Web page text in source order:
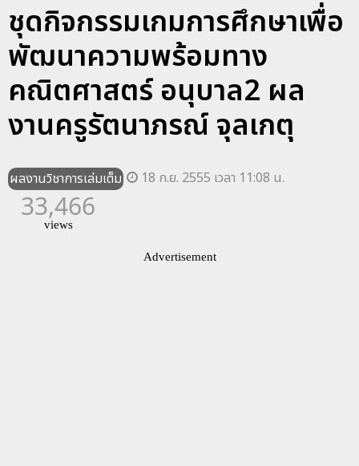
ชุดกิจกรรมเกมการศึกษาเพื่อ
พัฒนาความพร้อมทาง
คณิตศาสตร์ อนุบาล2 ผล
งานครูรัตนาภรณ์ จุลเกตุ
ผลงานวิชาการเล่มเต็ม 18 ก.ย. 2555 เวลา 11:08 น.
33,466
views
Advertisement